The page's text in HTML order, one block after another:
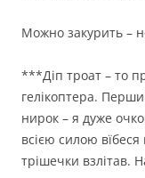
Можно закурить –
***Діп троат – то
гелікоптера.
нирок – я дуже
всією силою
трішечки взлітав.